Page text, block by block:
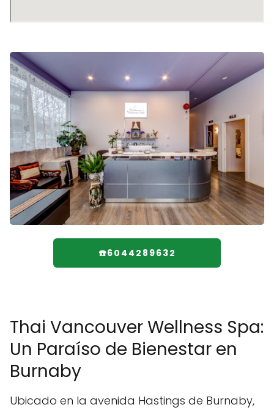
☎️6044289632
Thai Vancouver Wellness Spa:
Un Paraíso de Bienestar en
Burnaby
Ubicado en la avenida Hastings de Burnaby,